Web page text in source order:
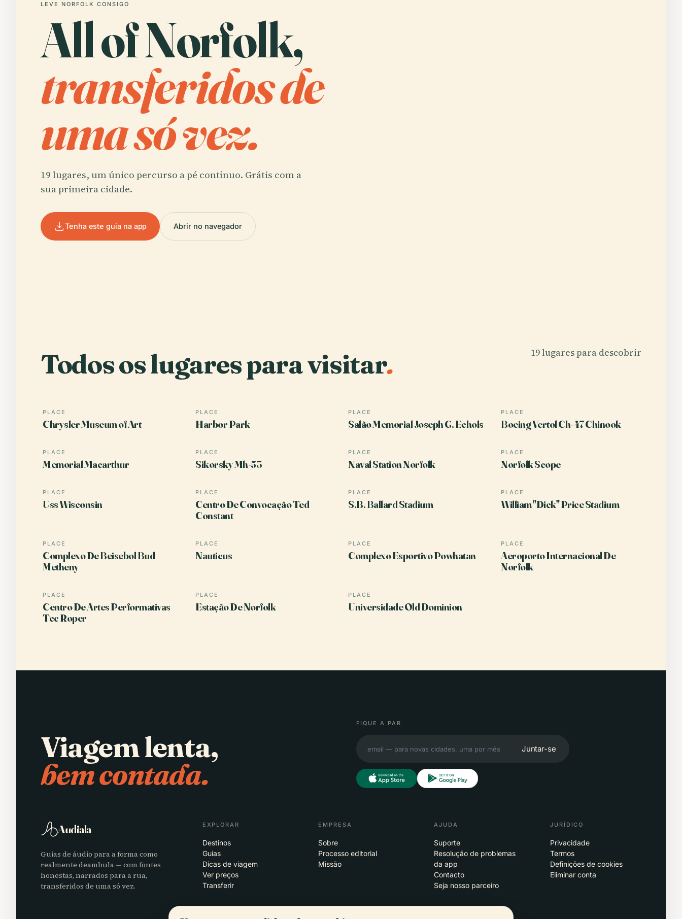
LEVE NORFOLK CONSIGO
All of Norfolk,
transferidos de
uma só vez.
19 lugares, um único percurso a pé contínuo. Grátis com a
sua primeira cidade.
Tenha este guia na app Abrir no navegador
Todos os lugares para visitar. 19 lugares para descobrir
PLACE
Chrysler Museum of Art
PLACE
Harbor Park
PLACE
Salão Memorial Joseph G. Echols
PLACE
Boeing Vertol Ch-47 Chinook
PLACE
Memorial Macarthur
PLACE
Sikorsky Mh-53
PLACE
Naval Station Norfolk
PLACE
Norfolk Scope
PLACE
Uss Wisconsin
PLACE
Centro De Convocação Ted
Constant
PLACE
S.B. Ballard Stadium
PLACE
William "Dick" Price Stadium
PLACE
Complexo De Beisebol Bud
Metheny
PLACE
Nauticus
PLACE
Complexo Esportivo Powhatan
PLACE
Aeroporto Internacional De
Norfolk
PLACE
Centro De Artes Performativas
Tcc Roper
PLACE
Estação De Norfolk
PLACE
Universidade Old Dominion
Viagem lenta,
bem contada.
FIQUE A PAR
Juntar-se
Audiala
Guias de áudio para a forma como
realmente deambula — com fontes
honestas, narrados para a rua,
transferidos de uma só vez.
EXPLORAR
Destinos
Guias
Dicas de viagem
Ver preços
Transferir
EMPRESA
Sobre
Processo editorial
Missão
AJUDA
Suporte
Resolução de problemas
da app
Contacto
Seja nosso parceiro
JURÍDICO
Privacidade
Termos
Definições de cookies
Eliminar conta